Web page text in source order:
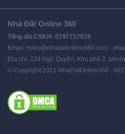
Nhà Đất Online 360
Tổng đài CSKH: 0797717039
Email: hotro@nhadatonline360.com -
Địa chỉ: 234 Ngô Quyền, Khu phố 2,
© Copyright 2021 NhaDatOnline360 .